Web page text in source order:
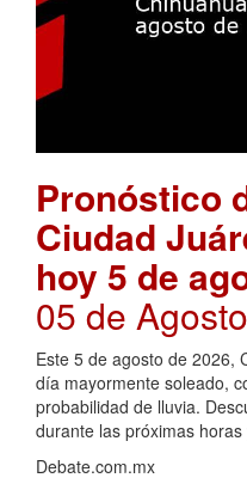
Pronóstico
Ciudad
hoy 5 de
05 de
Este 5 de agosto de 2026,
día mayormente soleado,
probabilidad de lluvia.
durante las próximas
Debate.com.mx